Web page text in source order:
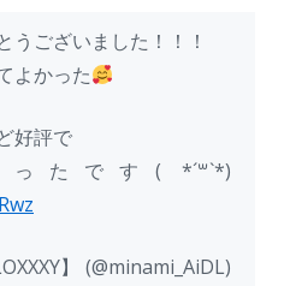
うございました！！！
よかった
好評で
たです( *´꒳`*)
】 (@minami_AiDL)